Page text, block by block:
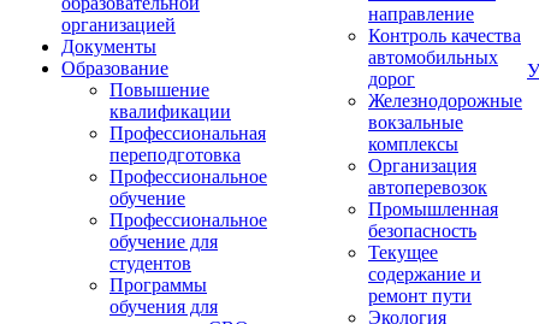
организацией
Документы
Образование
Повышение
квалификации
Профессиональная
переподготовка
Профессиональное
обучение
Профессиональное
обучение для
студентов
Программы
обучения для
направление
Контроль качества
автомобильных
дорог
Железнодорожные
вокзальные
комплексы
Организация
автоперевозок
Промышленная
безопасность
Текущее
содержание и
ремонт пути
Экология